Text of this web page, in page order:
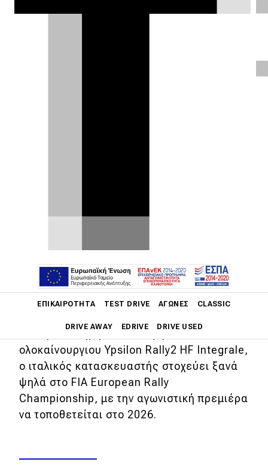
ΕΠΙΚΑΙΡΌΤΗΤΑ TEST DRIVE ΑΓΏΝΕΣ CLASSIC
DRIVE AWAY EDRIVE DRIVE USED
Main navigation
Επικαιρότητα
Νέα μοντέλα
Πρωτότυπα
επιστροφή στα ράλι μετά από πολλά
χρόνια απουσίας από τις ειδικές
διαδρομές.
ολοκαίνουργιου Ypsilon Rally2 HF Integrale,
ο ιταλικός κατασκευαστής στοχεύει ξανά
ψηλά στο FIA European Rally
Championship, με την αγωνιστική πρεμιέρα
να τοποθετείται στο 2026.